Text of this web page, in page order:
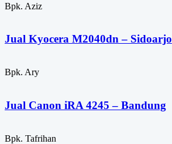
Bpk. Aziz
Jual Kyocera M2040dn – Sidoarjo
Bpk. Ary
Jual Canon iRA 4245 – Bandung
Bpk. Tafrihan